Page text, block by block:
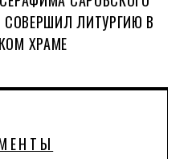
СОВЕРШИЛ ЛИТУРГИЮ В
ХРАМЕ